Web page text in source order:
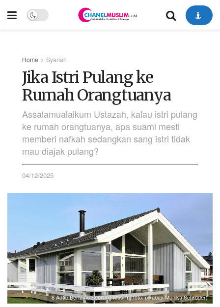
Home Syariah
Jika Istri Pulang ke
Rumah Orangtuanya
Assalamualaikum Ustazah, kalau istri pulang
ke rumah orangtuanya, apa suami mesti
memberi nafkah sedangkan sang istri tidak
mau diajak pulang?
04/12/2025
6 Adab Bertamu Seorang Muslim (foto: pixabay/Monika Schroder)